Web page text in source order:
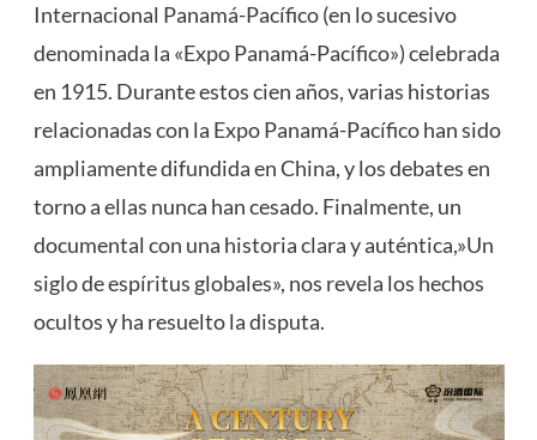
Internacional Panamá-Pacífico (en lo sucesivo
denominada la «Expo Panamá-Pacífico») celebrada
en 1915. Durante estos cien años, varias historias
relacionadas con la Expo Panamá-Pacífico han sido
ampliamente difundida en China, y los debates en
torno a ellas nunca han cesado. Finalmente, un
documental con una historia clara y auténtica,»Un
siglo de espíritus globales», nos revela los hechos
ocultos y ha resuelto la disputa.